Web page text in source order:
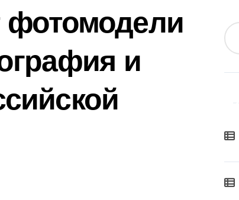
фотомодели
и